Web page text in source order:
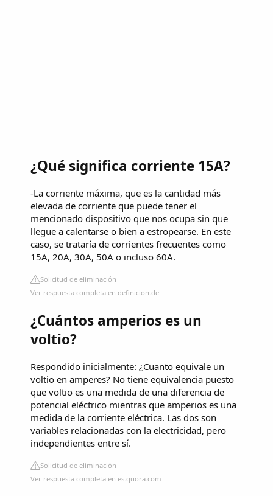
¿Qué significa corriente 15A?
-La corriente máxima, que es la cantidad más
elevada de corriente que puede tener el
mencionado dispositivo que nos ocupa sin que
llegue a calentarse o bien a estropearse. En este
caso, se trataría de corrientes frecuentes como
15A, 20A, 30A, 50A o incluso 60A.
Solicitud de eliminación
Ver respuesta completa en definicion.de
¿Cuántos amperios es un
voltio?
Respondido inicialmente: ¿Cuanto equivale un
voltio en amperes? No tiene equivalencia puesto
que voltio es una medida de una diferencia de
potencial eléctrico mientras que amperios es una
medida de la corriente eléctrica. Las dos son
variables relacionadas con la electricidad, pero
independientes entre sí.
Solicitud de eliminación
Ver respuesta completa en es.quora.com